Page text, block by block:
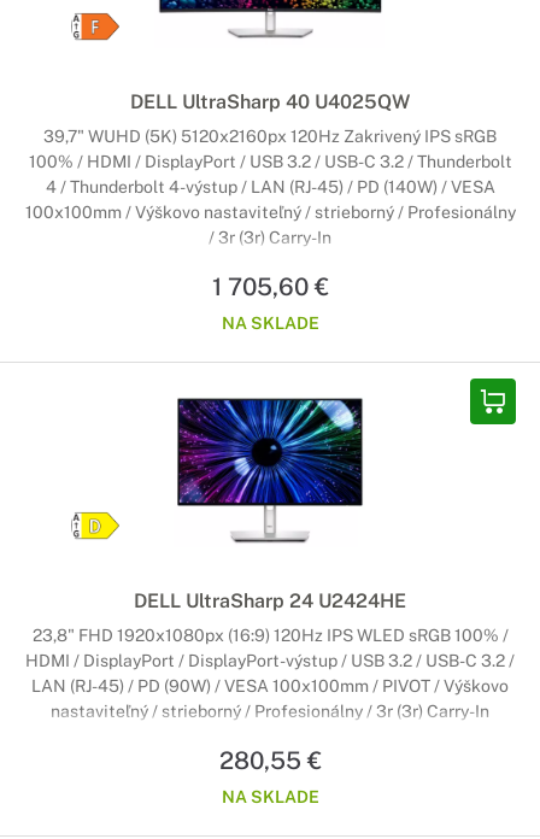
DELL UltraSharp 40 U4025QW
39,7" WUHD (5K) 5120x2160px 120Hz Zakrivený IPS sRGB
100% / HDMI / DisplayPort / USB 3.2 / USB-C 3.2 / Thunderbolt
4 / Thunderbolt 4-výstup / LAN (RJ-45) / PD (140W) / VESA
100x100mm / Výškovo nastaviteľný / strieborný / Profesionálny
/ 3r (3r) Carry-In
1 705,60 €
NA SKLADE
DELL UltraSharp 24 U2424HE
23,8" FHD 1920x1080px (16:9) 120Hz IPS WLED sRGB 100% /
HDMI / DisplayPort / DisplayPort-výstup / USB 3.2 / USB-C 3.2 /
LAN (RJ-45) / PD (90W) / VESA 100x100mm / PIVOT / Výškovo
nastaviteľný / strieborný / Profesionálny / 3r (3r) Carry-In
280,55 €
NA SKLADE